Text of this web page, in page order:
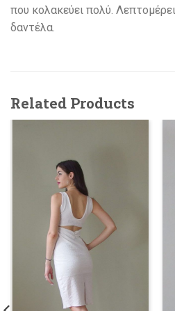
που κολακεύει πολύ.
δαντέλα.
Related Products